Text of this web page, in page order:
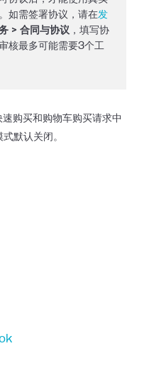
如需签署协议，请在发
> 合同与协议 ，填写协
核最多可能需要3个工
购买和购物车购买请求中
默认关闭。